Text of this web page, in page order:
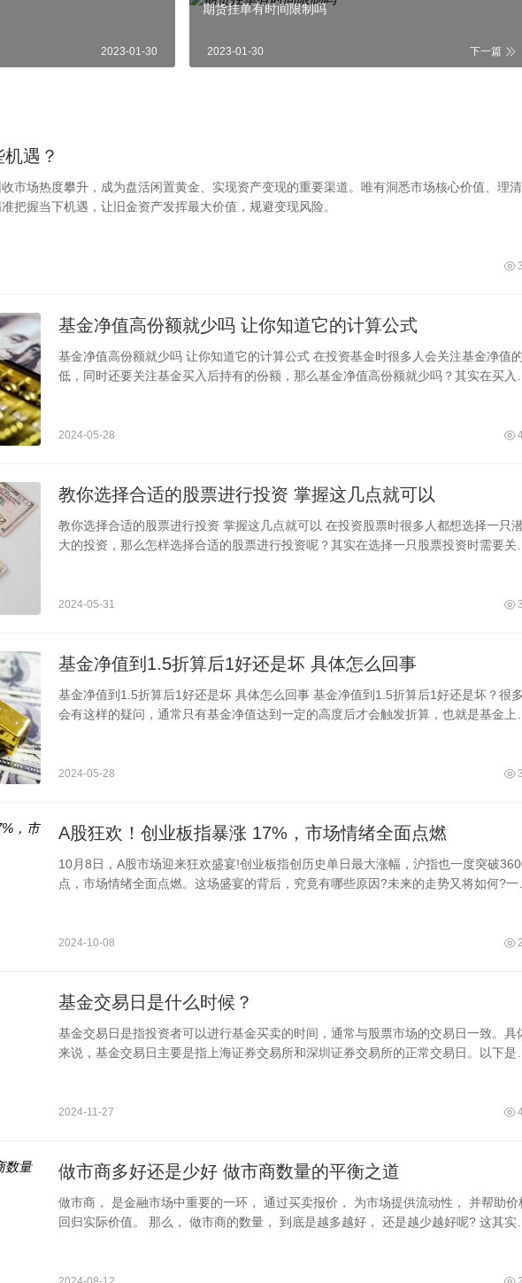
2023-01-30
期货挂单有时间限制吗
2023-01-30 下一篇
遇？
市场热度攀升，成为盘活闲置黄金、实现资产变现的重要渠道。唯有洞悉市场核心价值、理
把握当下机遇，让旧金资产发挥最大价值，规避变现风险。
基金净值高份额就少吗 让你知道它的计算公式
基金净值高份额就少吗 让你知道它的计算公式 在投资基金时很多人会关注基金净值的高
低，同时还要关注基金买入后持有的份额，那么基金净值高份额就少吗？其实在买入资
2024-05-28
教你选择合适的股票进行投资 掌握这几点就可以
教你选择合适的股票进行投资 掌握这几点就可以 在投资股票时很多人都想选择一只潜力
大的投资，那么怎样选择合适的股票进行投资呢？其实在选择一只股票投资时需要关注
2024-05-31
基金净值到1.5折算后1好还是坏 具体怎么回事
基金净值到1.5折算后1好还是坏 具体怎么回事 基金净值到1.5折算后1好还是坏？很多人
会有这样的疑问，通常只有基金净值达到一定的高度后才会触发折算，也就是基金上涨
2024-05-28
A股狂欢！创业板指暴涨 17%，市场情绪全面点燃
10月8日，A股市场迎来狂欢盛宴!创业板指创历史单日最大涨幅，沪指也一度突破
点，市场情绪全面点燃。这场盛宴的背后，究竟有哪些原因?未来的走势又将如何?一
2024-10-08
基金交易日是什么时候？
基金交易日是指投资者可以进行基金买卖的时间，通常与股票市场的交易日一致。具
来说，基金交易日主要是指上海证券交易所和深圳证券交易所的正常交易日。以下是关
2024-11-27
做市商多好还是少好 做市商数量的平衡之道
做市商， 是金融市场中重要的一环， 通过买卖报价， 为市场提供流动性， 并帮助价
回归实际价值。 那么， 做市商的数量， 到底是越多越好， 还是越少越好呢? 这其实没